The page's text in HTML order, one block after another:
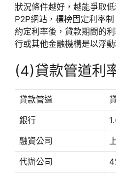
狀況條件越好，越能爭取
P2P網站，標榜固定利率
約定利率後，貸款期間的
行或其他金融機構是以浮動
(4)貸款管道利
貸款管道
銀行
融資公司
代辦公司